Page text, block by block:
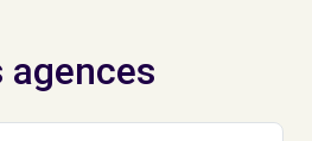
agences